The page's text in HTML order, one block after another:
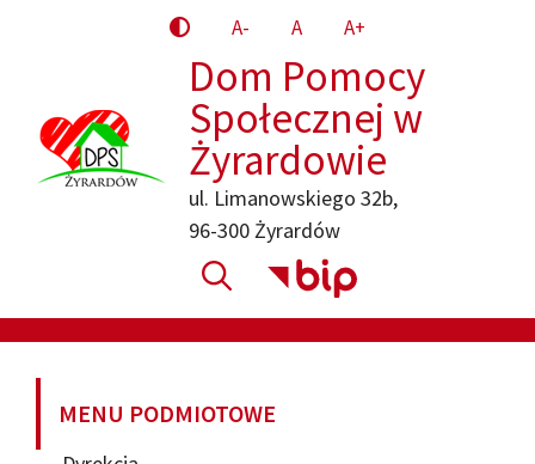
A- A A+
Dom Pomocy
Społecznej w
Żyrardowie
ul. Limanowskiego 32b,
96-300 Żyrardów
MENU PODMIOTOWE